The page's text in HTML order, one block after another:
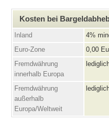
Kosten bei
Inland
4%
Euro-Zone
0,00
Fremdwährung
innerhalb Europa
Fremdwährung
außerhalb
Europa/Weltweit